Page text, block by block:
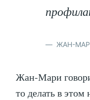
ЖАН-
Жан-Мари
то делать в этом